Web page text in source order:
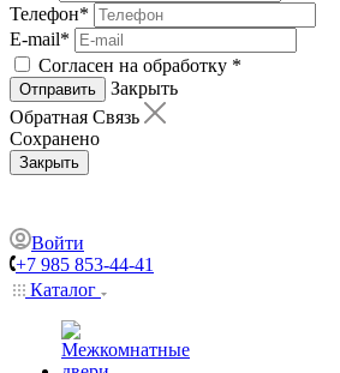
Телефон*
E-mail*
Согласен на обработку *
Отправить
Закрыть
Обратная Связь
Сохранено
Закрыть
Войти
+7 985 853-44-41
Каталог